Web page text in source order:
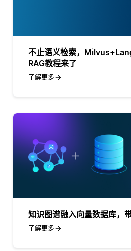
不止语义检索，
RAG教程来了
了解更多
知识图谱融入向量数据库，
了解更多